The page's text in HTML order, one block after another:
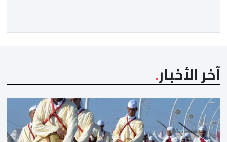
الاجتماعي والتضامني، لحسن السعدي، خلال حفل أقيم
آخر الأخبار